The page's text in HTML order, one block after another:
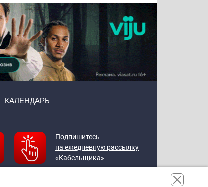
КАЛЕНДАРЬ
Подпишитесь
на ежедневную рассылку
«Кабельщика»